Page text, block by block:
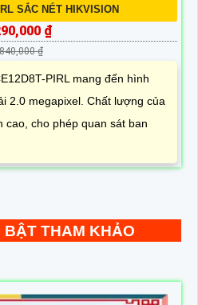
SẮC NÉT HIKVISION
₫
₫
PIRL mang đến hình
2.0 megapixel. Chất lượng của
cao, cho phép quan sát ban
BẬT THAM KHẢO